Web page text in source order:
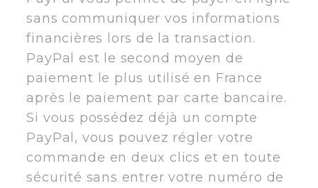
sans communiquer vos informations
financières lors de la transaction.
PayPal est le second moyen de
paiement le plus utilisé en France
après le paiement par carte bancaire.
Si vous possédez déjà un compte
PayPal, vous pouvez régler votre
commande en deux clics et en toute
sécurité sans entrer votre numéro de